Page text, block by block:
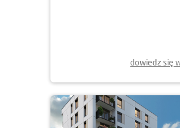
dowiedz się